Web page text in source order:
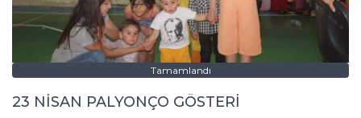
Tamamlandı
23 NİSAN PALYONÇO GÖSTERİ